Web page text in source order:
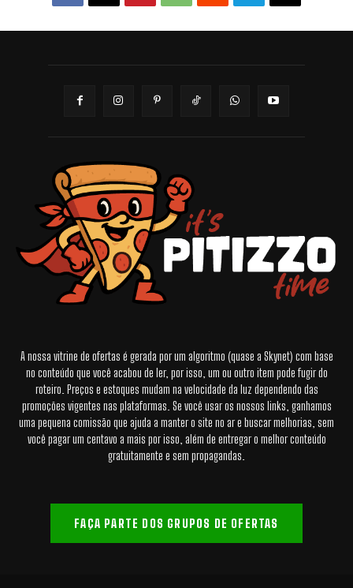
A nossa vitrine de ofertas é gerada por um algoritmo (quase a Skynet) com base
no conteúdo que você acabou de ler, por isso, um ou outro item pode fugir do
roteiro. Preços e estoques mudam na velocidade da luz dependendo das
promoções vigentes nas plataformas. Se você usar os nossos links, ganhamos
uma pequena comissão que ajuda a manter o site no ar e buscar melhorias, sem
você pagar um centavo a mais por isso, além de entregar o melhor conteúdo
gratuitamente e sem propagandas.
FAÇA PARTE DOS GRUPOS DE OFERTAS